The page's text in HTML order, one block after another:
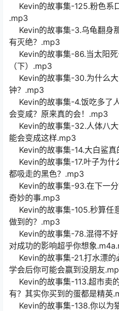
Kevin的故事集-125.粉色系
.mp3
Kevin的故事集-3.乌龟翻身
有灭绝？.mp3
Kevin的故事集-86.当太阳死
（下）.mp3
Kevin的故事集-30.为什么
钟？.mp3
Kevin的故事集-4.饭吃多了
会变咸？原来真的会！.mp3
Kevin的故事集-32.人体八
能会变成这样.mp3
Kevin的故事集-14.大白鲨真
Kevin的故事集-17.叶子为什
都吸走的黑色？.mp3
Kevin的故事集-93.在下一
奇妙的事.mp3
Kevin的故事集-105.秒算任
做到的？.mp3
Kevin的故事集-78.混得不好
对成功的影响超乎你想象
Kevin的故事集-21.打水漂的
学会后你可能会赢到没朋友
Kevin的故事集-113.超市卖
有？其实你买到的蛋都是精英
Kevin的故事集-138.你以为